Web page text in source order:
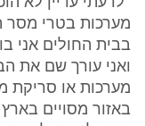
מערכות בטרי מסר
בבית החולים אני
ואני עורך שם את
מערכות או סריקת
באזור מסויים